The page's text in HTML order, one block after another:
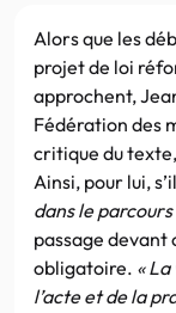
Alors que les
projet de loi
approchent,
Fédération des
critique du
Ainsi, pour lui,
dans le parcours
passage devant
obligatoire. «
l’acte et de la